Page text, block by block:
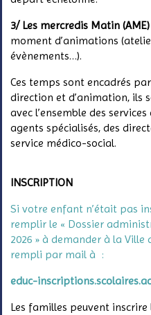
3/ Les mercredis Matin
moment d’animations
évènements…).
Ces temps sont encadrés
direction et d’animation, ils
avec l’ensemble des
agents spécialisés, des
service médico-social.
INSCRIPTION
Si votre enfant n’était pas
remplir le « Dossier
2026 » à demander à la Ville
rempli par mail à :
educ-
Les familles peuvent inscrire